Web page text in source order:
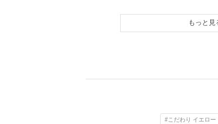
もっと見
#こだわり イエロー